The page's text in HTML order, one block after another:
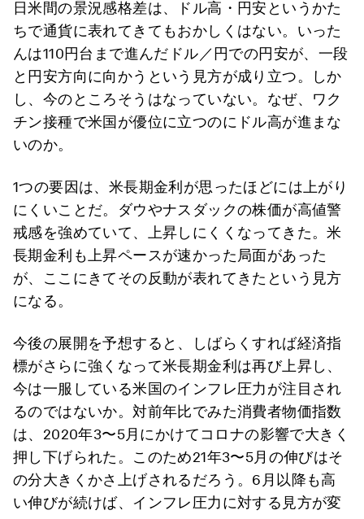
日米間の景況感格差は、ドル高・円安というかた
ちで通貨に表れてきてもおかしくはない。いった
んは110円台まで進んだドル／円での円安が、一段
と円安方向に向かうという見方が成り立つ。しか
し、今のところそうはなっていない。なぜ、ワク
チン接種で米国が優位に立つのにドル高が進まな
いのか。
1つの要因は、米長期金利が思ったほどには上がり
にくいことだ。ダウやナスダックの株価が高値警
戒感を強めていて、上昇しにくくなってきた。米
長期金利も上昇ペースが速かった局面があった
が、ここにきてその反動が表れてきたという見方
になる。
今後の展開を予想すると、しばらくすれば経済指
標がさらに強くなって米長期金利は再び上昇し、
今は一服している米国のインフレ圧力が注目され
るのではないか。対前年比でみた消費者物価指数
は、2020年3〜5月にかけてコロナの影響で大きく
押し下げられた。このため21年3〜5月の伸びはそ
の分大きくかさ上げされるだろう。6月以降も高
い伸びが続けば、インフレ圧力に対する見方が変